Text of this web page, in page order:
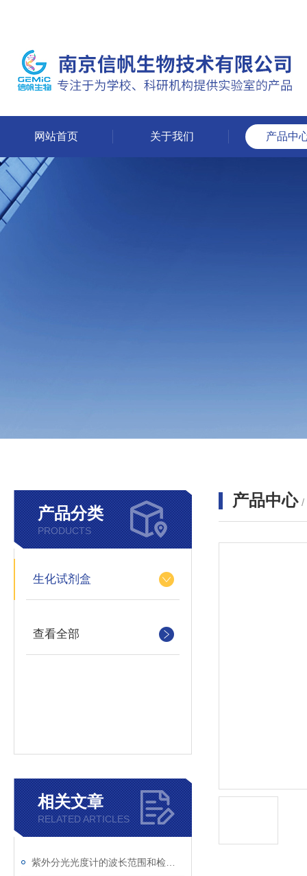
网站首页 关于我们 产品中
产品分类
PRODUCTS
生化试剂盒
查看全部
相关文章
RELATED ARTICLES
产品中心 /